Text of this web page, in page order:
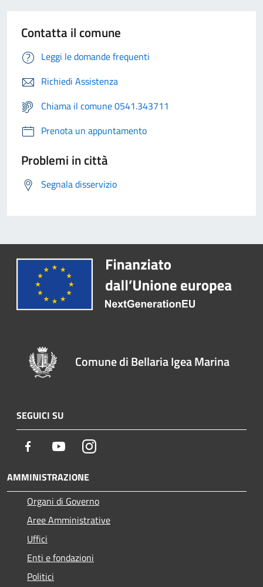
Contatta il comune
Leggi le domande frequenti
Richiedi Assistenza
Chiama il comune 0541.343711
Prenota un appuntamento
Problemi in città
Segnala disservizio
Comune di Bellaria Igea Marina
SEGUICI SU
Facebook YoutubeInstagram
AMMINISTRAZIONE
Organi di Governo
Aree Amministrative
Uffici
Enti e fondazioni
Politici